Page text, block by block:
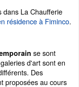
dans La Chaufferie
résidence à Fiminco.
se sont
d'art sont en
Des
proposées au cours